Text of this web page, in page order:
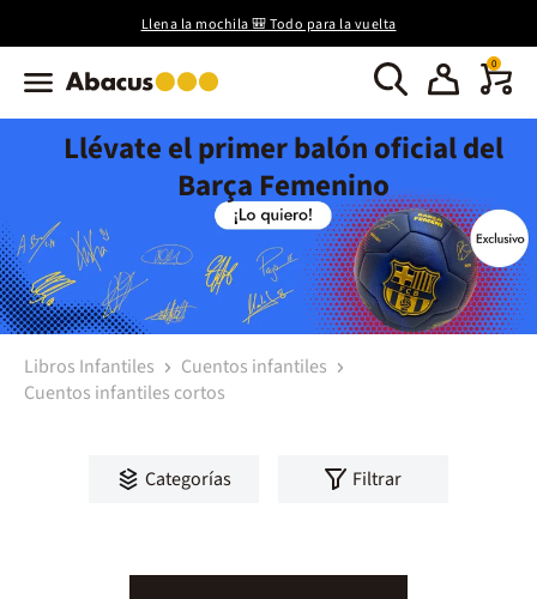
Llena la mochila 🎒 Todo para la vuelta
0
Llévate el primer balón oficial del
Barça Femenino
Libros Infantiles
Cuentos infantiles
Cuentos infantiles cortos
Categorías Filtrar